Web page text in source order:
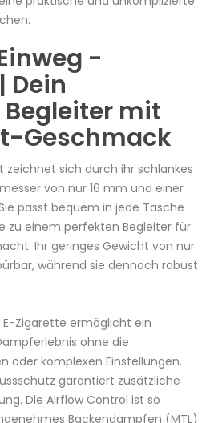
-
Dein
mit
Geschmack
zeichnet sich durch ihr schlankes
von nur 16 mm und einer
passt bequem in jede Tasche
zu einem perfekten Begleiter für
Ihr geringes Gewicht von nur
während sie dennoch robust
Zigarette ermöglicht ein
ohne die
oder komplexen Einstellungen.
garantiert zusätzliche
Die Airflow Control ist so
Backendampfen (MTL)